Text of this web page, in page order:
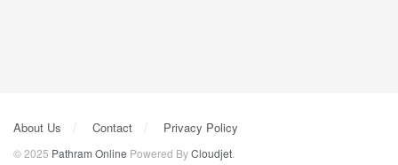
About Us Contact Privacy Policy
© 2025 Pathram Online Powered ByCloudjet